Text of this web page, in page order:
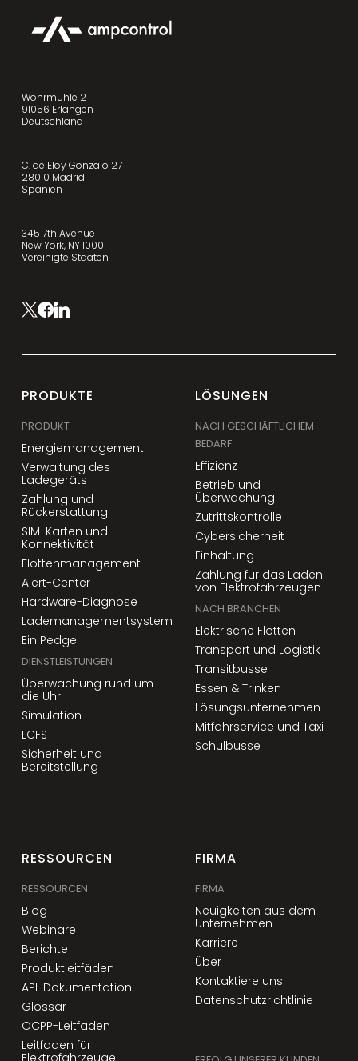
Wöhrmühle 2
91056 Erlangen
Deutschland
C. de Eloy Gonzalo 27
28010 Madrid
Spanien
345 7th Avenue
New York, NY 10001
Vereinigte Staaten
PRODUKTE
PRODUKT
Energiemanagement
Verwaltung des
Ladegeräts
Zahlung und
Rückerstattung
SIM-Karten und
Konnektivität
Flottenmanagement
Alert-Center
Hardware-Diagnose
Lademanagementsystem
Ein Pedge
DIENSTLEISTUNGEN
Überwachung rund um
die Uhr
Simulation
LCFS
Sicherheit und
Bereitstellung
LÖSUNGEN
NACH GESCHÄFTLICHEM
BEDARF
Effizienz
Betrieb und
Überwachung
Zutrittskontrolle
Cybersicherheit
Einhaltung
Zahlung für das Laden
von Elektrofahrzeugen
NACH BRANCHEN
Elektrische Flotten
Transport und Logistik
Transitbusse
Essen & Trinken
Lösungsunternehmen
Mitfahrservice und Taxi
Schulbusse
RESSOURCEN
RESSOURCEN
Blog
Webinare
Berichte
Produktleitfäden
API-Dokumentation
Glossar
OCPP-Leitfaden
Leitfaden für
FIRMA
FIRMA
Neuigkeiten aus dem
Unternehmen
Karriere
Über
Kontaktiere uns
Datenschutzrichtlinie